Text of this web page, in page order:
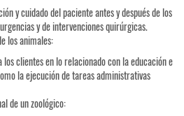
y cuidado del paciente antes y después de los
y de intervenciones quirúrgicas.
los animales:
los clientes en lo relacionado con la educación e
la ejecución de tareas administrativas
de un zoológico: